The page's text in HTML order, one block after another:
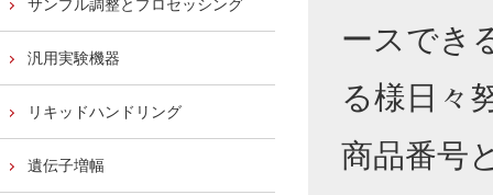
ースでき
る様日々
商品番号
サンプル調整とプロセッシング
汎用実験機器
リキッドハンドリング
遺伝子増幅